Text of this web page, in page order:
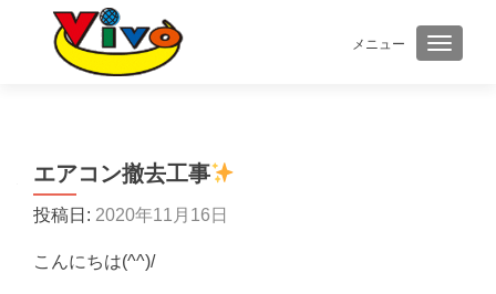
メニュー ナビゲ
エアコン撤去工事
投稿日: 2020年11月16日
こんにちは(^^)/